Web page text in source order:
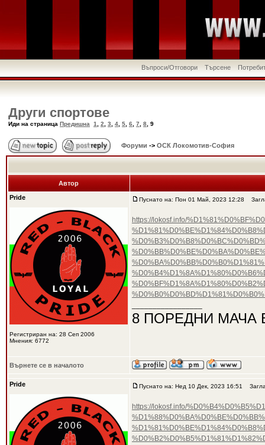
Въпроси/Отговори Търсене
Други спортове
Иди на страница Предишна 1 2 3 4 5 6 7 8 9
Форуми -> ОСК Локомотив-София
Автор
Pride
Регистриран на: 28 Сеп 2006
Мнения: 6772
Пуснато на: Пон 01 Май, 2023 12:28
https://lokosf.info/
8 ПОРЕДНИ МАЧА
Върнете се в началото
Pride Пуснато на: Нед 10 Дек, 2023 16:51
https://lokosf.info/